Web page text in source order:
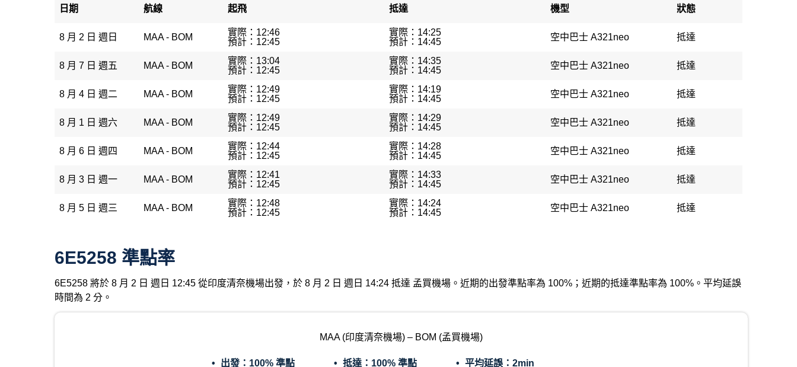
日期 航線 起飛 抵達 機型 狀態
8 月 2 日 週日 MAA - BOM
實際：12:46
預計：12:45
實際：14:25
預計：14:45
空中巴士 A321neo 抵達
8 月 7 日 週五 MAA - BOM
實際：13:04
預計：12:45
實際：14:35
預計：14:45
空中巴士 A321neo 抵達
8 月 4 日 週二 MAA - BOM
實際：12:49
預計：12:45
實際：14:19
預計：14:45
空中巴士 A321neo 抵達
8 月 1 日 週六 MAA - BOM
實際：12:49
預計：12:45
實際：14:29
預計：14:45
空中巴士 A321neo 抵達
8 月 6 日 週四 MAA - BOM
實際：12:44
預計：12:45
實際：14:28
預計：14:45
空中巴士 A321neo 抵達
8 月 3 日 週一 MAA - BOM
實際：12:41
預計：12:45
實際：14:33
預計：14:45
空中巴士 A321neo 抵達
8 月 5 日 週三 MAA - BOM
實際：12:48
預計：12:45
實際：14:24
預計：14:45
空中巴士 A321neo 抵達
6E5258 準點率
6E5258 將於 8 月 2 日 週日 12:45 從印度清奈機場出發，於 8 月 2 日 週日 14:24 抵達 孟買機場。近期的出發準點率為 100%；近期的抵達準點率為 100%。平均延誤
時間為 2 分。
MAA (印度清奈機場) – BOM (孟買機場)
出發： 100% 準點 抵達： 100% 準點 平均延誤： 2min